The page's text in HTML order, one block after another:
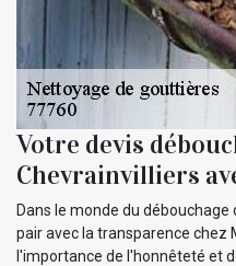
Votre devis
Chevrainvilliers
Dans le monde du
pair avec la transparence chez
l'importance de l'honnêteté et